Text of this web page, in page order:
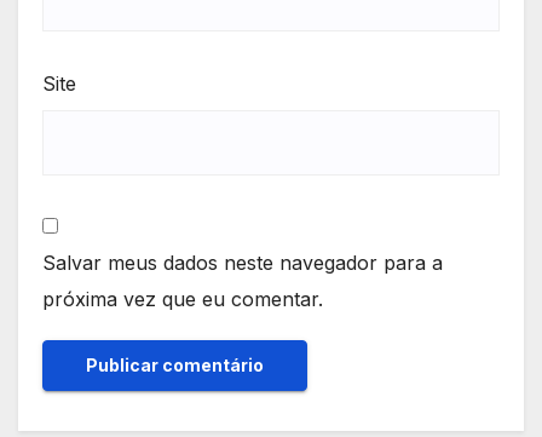
Site
Salvar meus dados neste navegador para a
próxima vez que eu comentar.